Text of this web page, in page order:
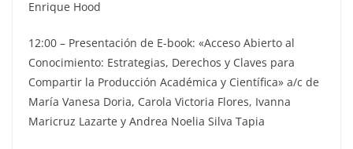
Enrique Hood
12:00 – Presentación de E-book: «Acceso Abierto al
Conocimiento: Estrategias, Derechos y Claves para
Compartir la Producción Académica y Científica» a/c de
María Vanesa Doria, Carola Victoria Flores, Ivanna
Maricruz Lazarte y Andrea Noelia Silva Tapia